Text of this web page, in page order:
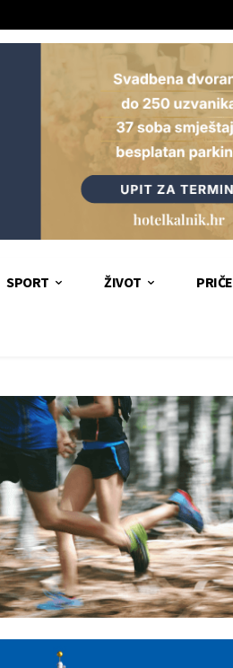
SPORT ŽIVOT PRIČE